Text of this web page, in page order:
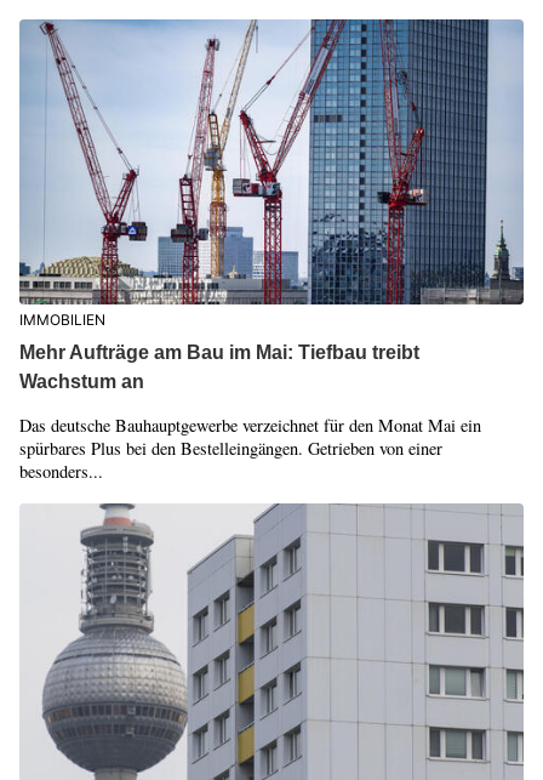
IMMOBILIEN
Mehr Aufträge am Bau im Mai: Tiefbau treibt
Wachstum an
Das deutsche Bauhauptgewerbe verzeichnet für den Monat Mai ein
spürbares Plus bei den Bestelleingängen. Getrieben von einer
besonders...